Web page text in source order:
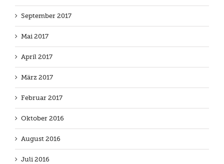
September 2017
Mai 2017
April 2017
März 2017
Februar 2017
Oktober 2016
August 2016
Juli 2016